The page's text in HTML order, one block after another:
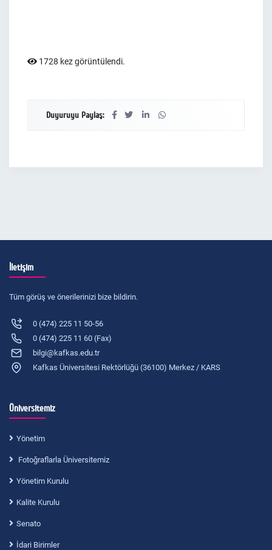
1728 kez görüntülendi.
Duyuruyu Paylaş:
İletişim
Tüm görüş ve önerilerinizi bize bildirin.
0 (474) 225 11 50-56
0 (474) 225 11 60 (Fax)
bilgi@kafkas.edu.tr
Kafkas Üniversitesi Rektörlüğü (36100) Merkez / KARS
Üniversitemiz
Yönetim
Fotoğraflarla Üniversitemiz
Yönetim Kurulu
Kalite Kurulu
Senato
İdari Birimler